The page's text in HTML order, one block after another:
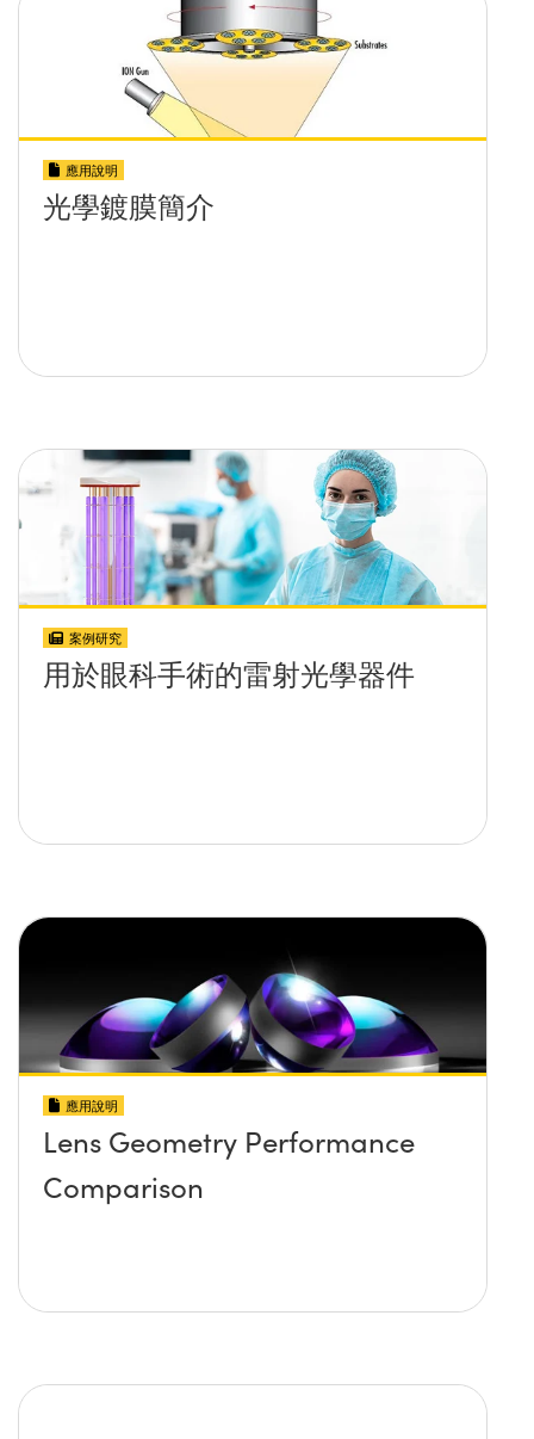
應用說明
光學鍍膜簡介
案例研究
用於眼科手術的雷射光學器件
應用說明
Lens Geometry Performance
Comparison